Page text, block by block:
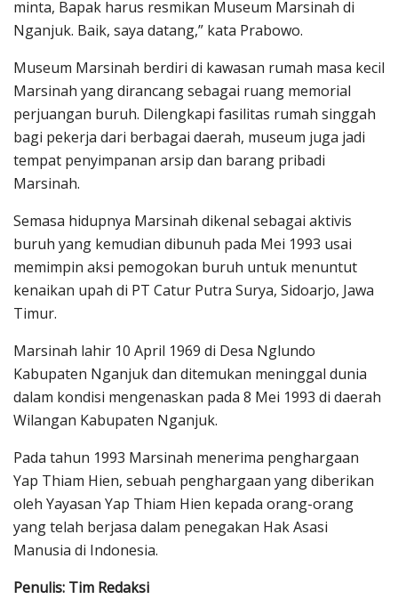
minta, Bapak harus resmikan Museum Marsinah di
Nganjuk. Baik, saya datang,” kata Prabowo.
Museum Marsinah berdiri di kawasan rumah masa kecil
Marsinah yang dirancang sebagai ruang memorial
perjuangan buruh. Dilengkapi fasilitas rumah singgah
bagi pekerja dari berbagai daerah, museum juga jadi
tempat penyimpanan arsip dan barang pribadi
Marsinah.
Semasa hidupnya Marsinah dikenal sebagai aktivis
buruh yang kemudian dibunuh pada Mei 1993 usai
memimpin aksi pemogokan buruh untuk menuntut
kenaikan upah di PT Catur Putra Surya, Sidoarjo, Jawa
Timur.
Marsinah lahir 10 April 1969 di Desa Nglundo
Kabupaten Nganjuk dan ditemukan meninggal dunia
dalam kondisi mengenaskan pada 8 Mei 1993 di daerah
Wilangan Kabupaten Nganjuk.
Pada tahun 1993 Marsinah menerima penghargaan
Yap Thiam Hien, sebuah penghargaan yang diberikan
oleh Yayasan Yap Thiam Hien kepada orang-orang
yang telah berjasa dalam penegakan Hak Asasi
Manusia di Indonesia.
Penulis: Tim Redaksi